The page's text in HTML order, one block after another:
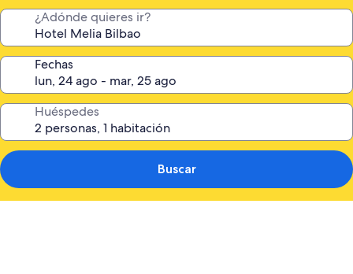
¿Adónde quieres ir?
Fechas
Huéspedes
Buscar